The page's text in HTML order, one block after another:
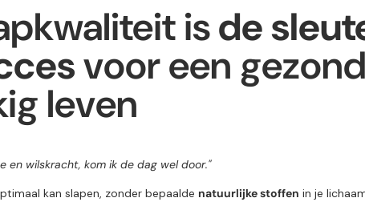
isde
voor een
leven
en wilskracht, kom ik de dag wel door."
kan slapen, zonder bepaalde natuurlijke stoffen in je